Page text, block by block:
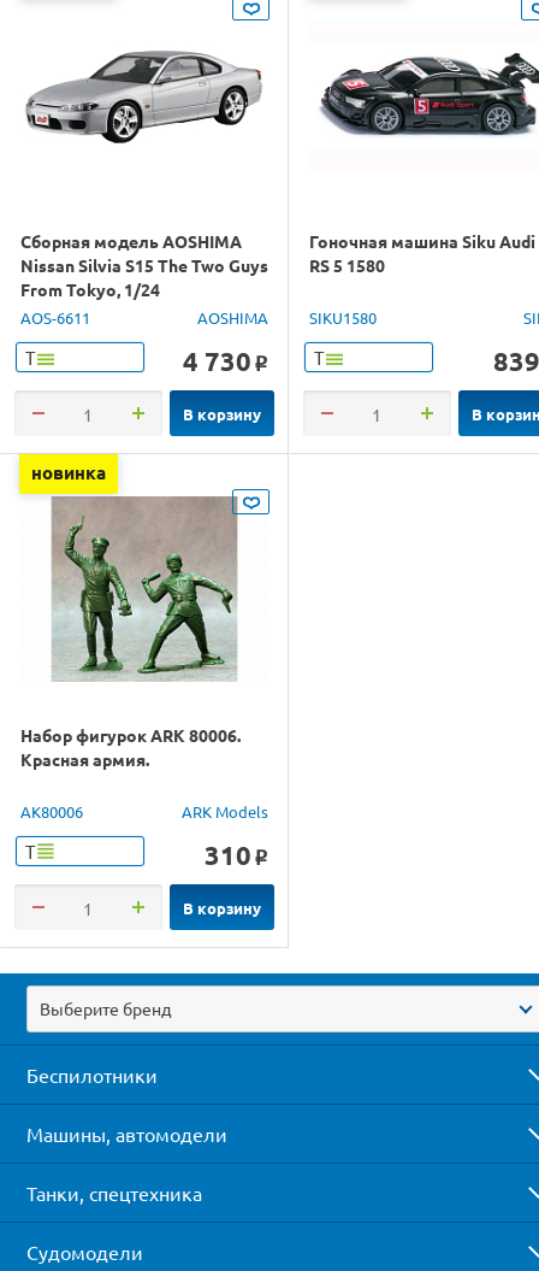
Сборная модель AOSHIMA
Nissan Silvia S15 The Two Guys
From Tokyo, 1/24
AOS-6611 AOSHIMA
Т 4 730 o
В корзину
Гоночная машина Siku Audi
RS 5 1580
SIKU1580
Т 839
В
новинка
Набор фигурок ARK 80006.
Красная армия.
AK80006 ARK Models
Т 310 o
В корзину
Выберите бренд
Беспилотники
Машины, автомодели
Танки, спецтехника
Судомодели